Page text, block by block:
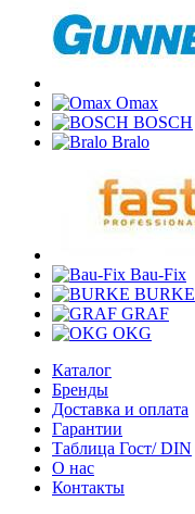
Omax
BOSCH
Bralo
Bau-Fix
BURKE
GRAF
OKG
Каталог
Бренды
Доставка и оплата
Гарантии
Таблица Гост/ DIN
О нас
Контакты